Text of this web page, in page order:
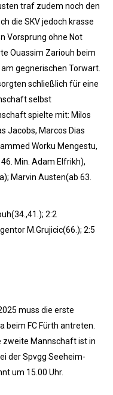
traf zudem noch den
die SKV jedoch krasse
Vorsprung ohne Not
Ouassim Zariouh beim
gegnerischen Torwart.
schließlich für eine
selbst
spielte mit: Milos
Jacobs, Marcos Dias
Worku Mengestu,
Min. Adam Elfrikh),
Marvin Austen(ab 63.
2:2
M.Grujicic(66.); 2:5
muss die erste
beim FC Fürth antreten.
zweite Mannschaft ist in
der Spvgg Seeheim-
um 15.00 Uhr.